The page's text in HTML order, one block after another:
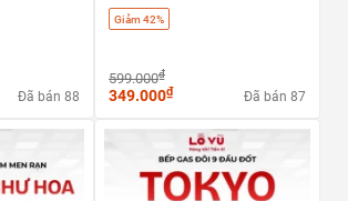
Đã bán 88
cổng LAN
Giảm 42%
599.000₫
349.000₫ Đã bán 87